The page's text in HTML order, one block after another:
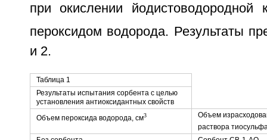
при окислении йодистоводородной
пероксидом водорода. Результаты
и 2.
Таблица 1
Результаты испытания сорбента с целью
установления антиоксидантных свойств
Объем пероксида водорода, см3
Объем
раствора